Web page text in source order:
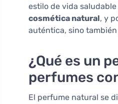
estilo de vida
cosmética natural, y
auténtica, sino
¿Qué es un
perfumes
El perfume natural se